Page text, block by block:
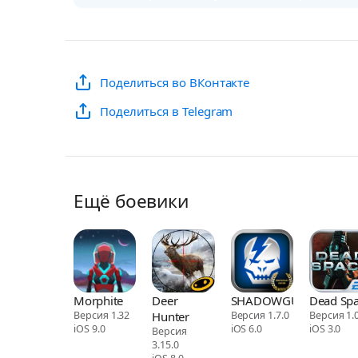
Поделиться во ВКонтакте
Поделиться в Telegram
Ещё боевики
Morphite
Версия 1.32
iOS 9.0
Deer
Hunter
Версия
3.15.0
SHADOWGUN
Версия 1.7.0
iOS 6.0
Dead
Версия
iOS 3.0